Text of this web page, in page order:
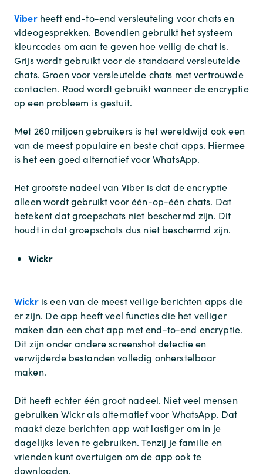
Viberheeft end-to-end versleuteling voor chats en
videogesprekken. Bovendien gebruikt het systeem
kleurcodes om aan te geven hoe veilig de chat is.
Grijs wordt gebruikt voor de standaard versleutelde
chats. Groen voor versleutelde chats met vertrouwde
contacten. Rood wordt gebruikt wanneer de encryptie
op een probleem is gestuit.
Met 260 miljoen gebruikers is het wereldwijd ook een
van de meest populaire en beste chat apps. Hiermee
is het een goed alternatief voor WhatsApp.
Het grootste nadeel van Viber is dat de encryptie
alleen wordt gebruikt voor één-op-één chats. Dat
betekent dat groepschats niet beschermd zijn. Dit
houdt in dat groepschats dus niet beschermd zijn.
Wickr
Wickris een van de meest veilige berichten apps die
er zijn. De app heeft veel functies die het veiliger
maken dan een chat app met end-to-end encryptie.
Dit zijn onder andere screenshot detectie en
verwijderde bestanden volledig onherstelbaar
maken.
Dit heeft echter één groot nadeel. Niet veel mensen
gebruiken Wickr als alternatief voor WhatsApp. Dat
maakt deze berichten app wat lastiger om in je
dagelijks leven te gebruiken. Tenzij je familie en
vrienden kunt overtuigen om de app ook te
downloaden.